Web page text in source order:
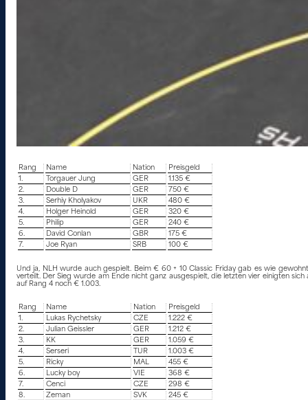
Rang Name Nation
Preisgeld
1.
Torgauer Jung GER
1.135 €
2.
Double D GER
750 €
3.
Serhiy Kholyakov UKR
480 €
4.
Holger Heinold GER
320 €
5.
Philip GER
240 €
6.
David Conlan GBR
175 €
7.
Joe Ryan SRB 100 €
Und ja, NLH wurde auch gespielt. Beim € 60 + 10 Classic Friday gab es wie
verteilt. Der Sieg wurde am Ende nicht ganz ausgespielt, die letzten vier einigten
auf Rang 4 noch € 1.003.
Rang Name Nation
Preisgeld
1.
Lukas Rychetsky CZE
1.222 €
2.
Julian Geissler GER
1.212 €
3.
KK GER
1.059 €
4.
Serseri TUR
1.003 €
5.
Ricky MAL
455 €
6.
Lucky boy VIE
368 €
7.
Cenci CZE
298 €
8.
Zeman SVK
245 €